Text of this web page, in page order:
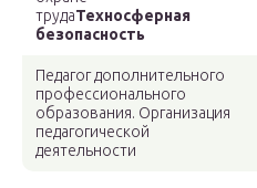
трудаТехносферная
безопасность
Педагог дополнительного
профессионального
образования. Организация
педагогической
деятельности